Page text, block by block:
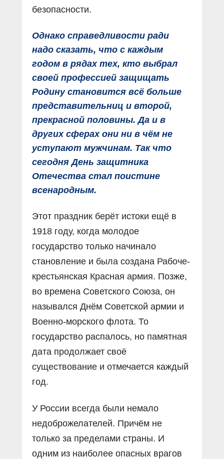
безопасности.
Однако справедливости ради
надо сказать, что с каждым
годом в рядах тех, кто выбрал
своей профессией защищать
Родину становится всё больше
представительниц и второй,
прекрасной половины. Да и в
других сферах они ни в чём не
уступают мужчинам. Так что
сегодня День защитника
Отечества стал поистине
всенародным.
Этот праздник берёт истоки ещё в
1918 году, когда молодое
государство только начинало
становление и была создана Рабоче-
крестьянская Красная армия. Позже,
во времена Советского Союза, он
назывался Днём Советской армии и
Военно-морского флота. То
государство распалось, но памятная
дата продолжает своё
существование и отмечается каждый
год.
У России всегда были немало
недоброжелателей. Причём не
только за пределами страны. И
одним из наиболее опасных врагов